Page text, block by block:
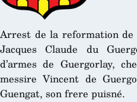
Arrest de la reformation de
Jacques Claude du
d’armes de Guergorlay,
messire Vincent de
Guengat, son frere puisné.